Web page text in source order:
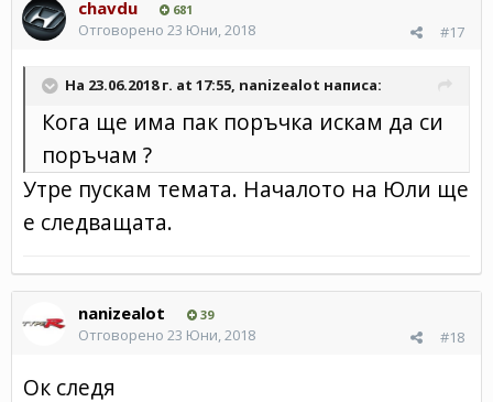
chavdu 681
#17
Отговорено 23 Юни, 2018
На 23.06.2018 г. at 17:55, nanizealot написа:
Кога ще има пак поръчка искам да си
поръчам ?
Утре пускам темата. Началото на Юли ще
е следващата.
nanizealot 39
#18
Отговорено 23 Юни, 2018
Ок следя